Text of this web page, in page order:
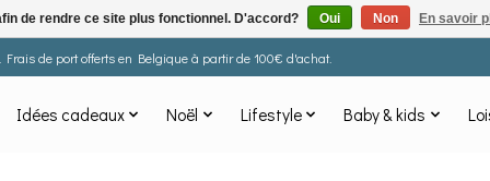
de port offerts en Belgique à partir de 100€ d'achat.
Idées cadeaux Noël Lifestyle Baby & kids
de rendre ce site plus fonctionnel. D'accord? Oui Non En savoir